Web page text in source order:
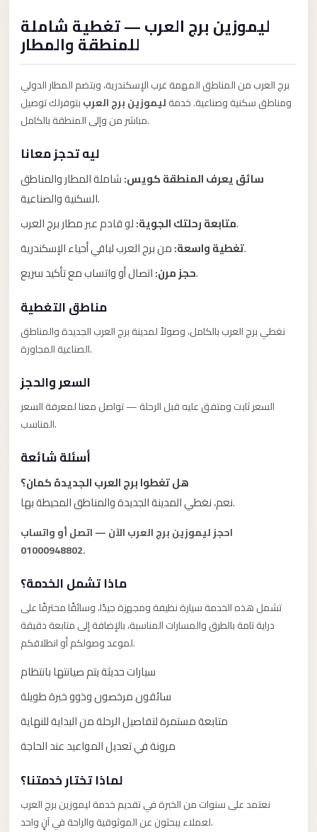
ليموزين برج العرب — تغطية شاملة
للمنطقة والمطار
برج العرب من المناطق المهمة غرب الإسكندرية، وبتضم المطار الدولي
ومناطق سكنية وصناعية. خدمةليموزين برج العرببتوفرلك توصيل
مباشر من وإلى المنطقة بالكامل.
ليه تحجز معانا
سائق يعرف المنطقة كويس:شاملة المطار والمناطق
السكنية والصناعية.
متابعة رحلتك الجوية:لو قادم عبر مطار برج العرب.
تغطية واسعة:من برج العرب لباقي أحياء الإسكندرية.
حجز مرن:اتصال أو واتساب مع تأكيد سريع.
مناطق التغطية
نغطي برج العرب بالكامل، وصولاً لمدينة برج العرب الجديدة والمناطق
الصناعية المجاورة.
السعر والحجز
السعر ثابت ومتفق عليه قبل الرحلة — تواصل معنا لمعرفة السعر
المناسب.
أسئلة شائعة
هل تغطوا برج العرب الجديدة كمان؟
نعم، نغطي المدينة الجديدة والمناطق المحيطة بها.
احجز ليموزين برج العرب الآن — اتصل أو واتساب
01000948802.
ماذا تشمل الخدمة؟
تشمل هذه الخدمة سيارة نظيفة ومجهزة جيدًا، وسائقًا محترفًا على
دراية تامة بالطرق والمسارات المناسبة، بالإضافة إلى متابعة دقيقة
لموعد وصولكم أو انطلاقكم.
سيارات حديثة يتم صيانتها بانتظام
سائقون مرخصون وذوو خبرة طويلة
متابعة مستمرة لتفاصيل الرحلة من البداية للنهاية
مرونة في تعديل المواعيد عند الحاجة
لماذا تختار خدمتنا؟
نعتمد على سنوات من الخبرة في تقديم خدمة ليموزين برج العرب
لعملاء يبحثون عن الموثوقية والراحة في آنٍ واحد.
airport
ubre
Transfer
Airport
from
Anywhere
Transfer
Cairo
Airport
Transfer
Service
from
Cairo
Airport
Transfer
from
Airport
Alexandria
Transfer
from
Airport
Transfer
Companies
from
Cairo
Airport
Third
Settlement
Taxi
limousine